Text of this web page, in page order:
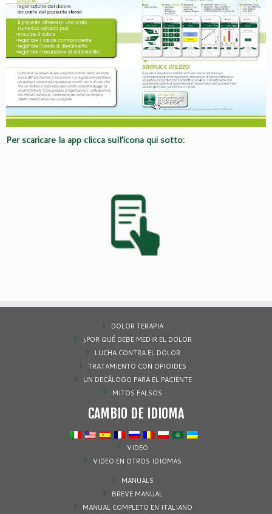
Per scaricare la app clicca sull’icona qui sotto:
DOLOR TERAPIA
¿POR QUÉ DEBE MEDIR EL DOLOR
LUCHA CONTRA EL DOLOR
TRATAMIENTO CON OPIOIDES
UN DECÁLOGO PARA EL PACIENTE
MITOS FALSOS
CAMBIO DE IDIOMA
VIDEO
VIDEO EN OTROS IDIOMAS
MANUALS
BREVE MANUAL
MANUAL COMPLETO EN ITALIANO